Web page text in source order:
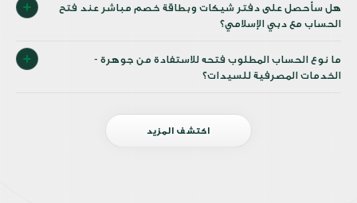
هل سأحصل على دفتر شيكات وبطاقة خصم مباشر عند فتح
الحساب مع دبي الإسلامي؟
ما نوع الحساب المطلوب فتحه للاستفادة من جوهرة -
الخدمات المصرفية للسيدات؟
اكتشف المزيد